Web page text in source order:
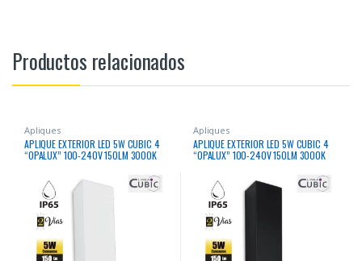
Productos relacionados
Apliques
APLIQUE EXTERIOR LED 5W CUBIC 4
“OPALUX” 100-240V 150LM 3000K
Apliques
APLIQUE EXTERIOR LED 5W CUBIC 4
“OPALUX” 100-240V 150LM 3000K